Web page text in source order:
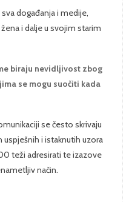
događanja i medije,
i dalje u svojim starim
biraju nevidljivost zbog
se mogu suočiti kada
se često skrivaju
uspješnih i istaknutih uzora
teži adresirati te izazove
način.